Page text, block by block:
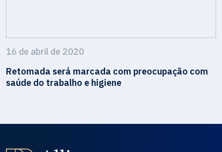
16 de abril de 2020
Retomada será marcada com preocupação com
saúde do trabalho e higiene